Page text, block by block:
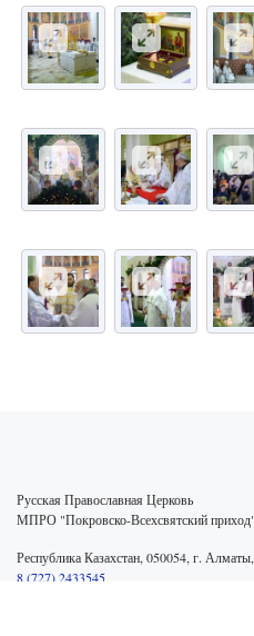
Русская Православная Церковь
МПРО "Покровско-Всехсвятский
Республика Казахстан, 050054, г.
8 (727) 2433545